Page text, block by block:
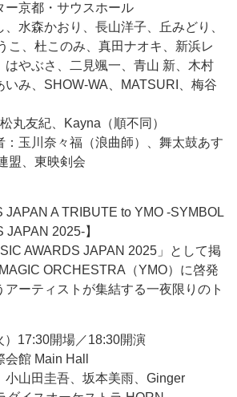
ー京都・サウスホール
水森かおり、長山洋子、丘みどり、
こ、杜このみ、真田ナオキ、新浜レ
はやぶさ、二見颯一、青山 新、木村
いみ、SHOW-WA、MATSURI、梅谷
丸友紀、Kayna（順不同）
：玉川奈々福（浪曲師）、舞太鼓あす
盟、東映剣会
JAPAN A TRIBUTE to YMO -SYMBOL
JAPAN 2025-】
AWARDS JAPAN 2025」として掲
ORCHESTRA（YMO）に啓発
アーティストが集結する一夜限りのト
）17:30開場／18:30開演
館 Main Hall
小山田圭吾、坂本美雨、Ginger